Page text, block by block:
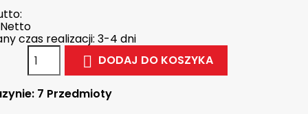
Netto
czas realizacji: 3-4 dni
 DODAJ DO KOSZYKA
7 Przedmioty